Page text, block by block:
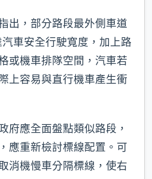
出，部分路段最外側車道
車安全行駛寬度，加上路
或機車排隊空間，汽車若
上容易與直行機車產生衝
府應全面盤點類似路段，
應重新檢討標線配置。可
消機慢車分隔標線，使右